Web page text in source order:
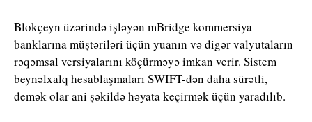
Blokçeyn üzərində işləyən mBridge kommersiya
banklarına müştəriləri üçün yuanın və digər valyutaların
rəqəmsal versiyalarını köçürməyə imkan verir. Sistem
beynəlxalq hesablaşmaları SWIFT-dən daha sürətli,
demək olar ani şəkildə həyata keçirmək üçün yaradılıb.